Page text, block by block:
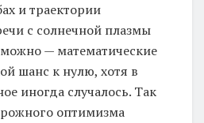
и траектории
с солнечной плазмы
— математические
шанс к нулю, хотя в
иногда случалось. Так
оптимизма